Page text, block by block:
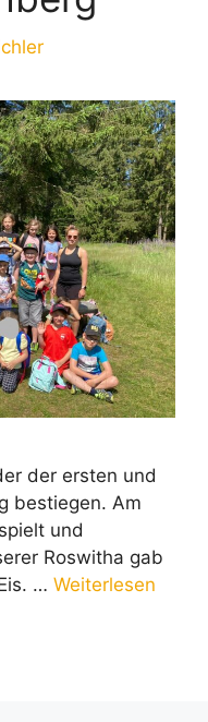
der ersten und
bestiegen. Am
und
Roswitha gab
… Weiterlesen